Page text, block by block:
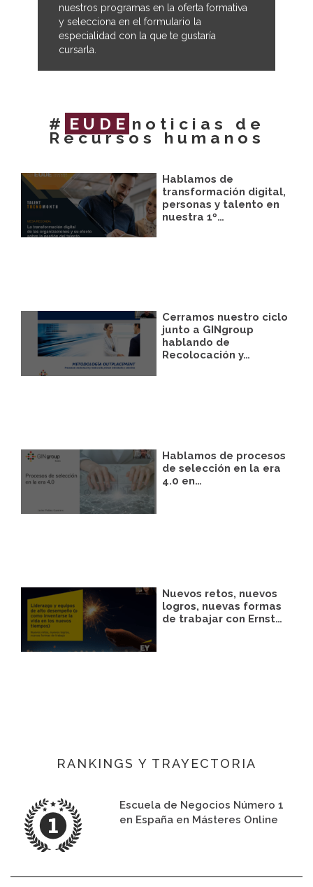
nuestros programas en la oferta formativa
y selecciona en el formulario la
especialidad con la que te gustaría
cursarla.
# EUDE noticias de
Recursos humanos
Hablamos de
transformación digital,
personas y talento en
nuestra 1º…
Cerramos nuestro ciclo
junto a GINgroup
hablando de
Recolocación y…
Hablamos de procesos
de selección en la era
4.0 en…
Nuevos retos, nuevos
logros, nuevas formas
de trabajar con Ernst…
RANKINGS Y TRAYECTORIA
Escuela de Negocios Número 1
en España en Másteres Online